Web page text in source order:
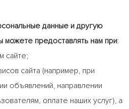
данные и другую
предоставлять нам при:
сайте;
сайта (например, при
объявлений, направлении
оплате наших услуг), а